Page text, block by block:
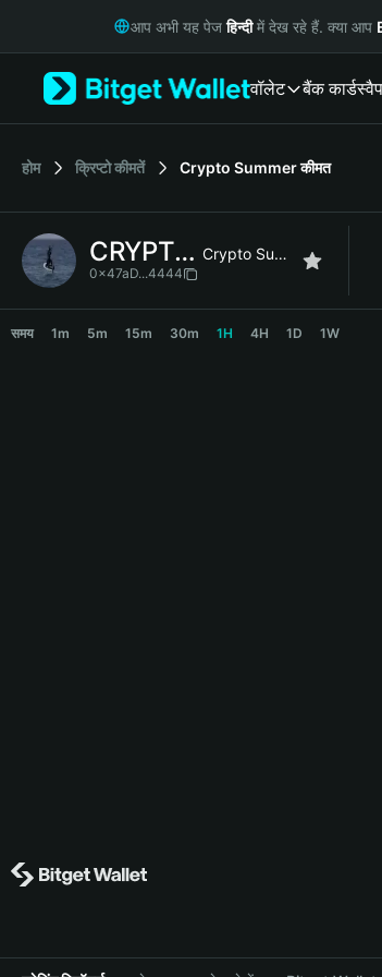
Русский
Italiano
简体中文
繁體中文
Bahasa Indonesia
आप अभी यह पेजहिन्दीमें देख रहे हैं. क्या आप
वॉलेट बैंक कार्डस्वैप
होम क्रिप्टो कीमतें Crypto Summerकीमत
CRYPTO SUMMER Crypto Summer
0x47aD...4444
समय 1m 5m 15m 30m 1H 4H 1D 1W